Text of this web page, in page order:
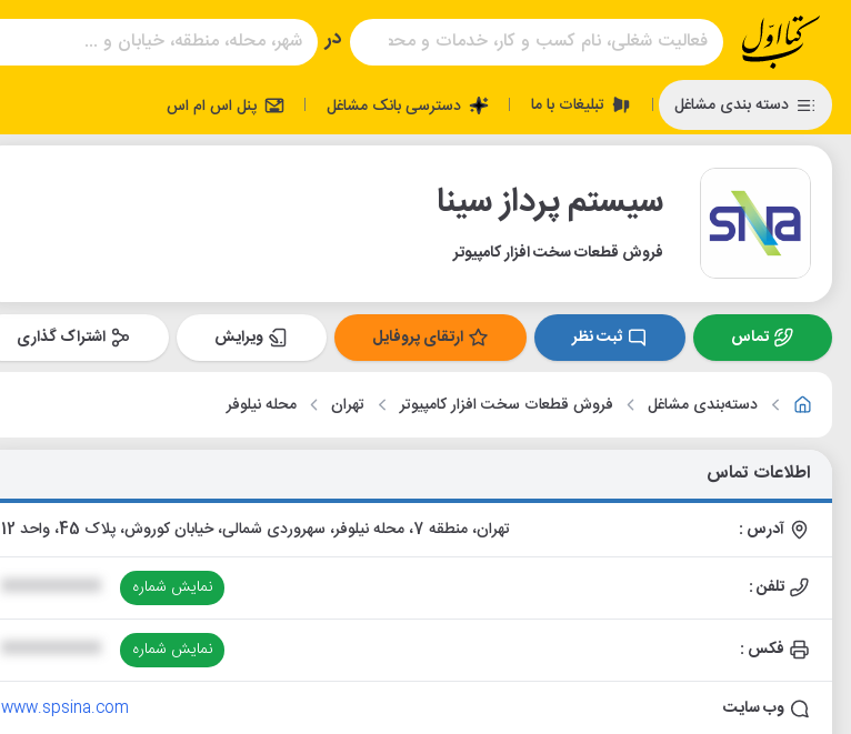
در
دسته بندی مشاغل | تبلیغات با ما | دسترسی بانک مشاغل | پنل اس ام اس
سیستم پرداز سینا
فروش قطعات سخت افزار کامپیوتر
تماس ثبت نظر ارتقای پروفایل ویرایش اشتراک گذاری
دسته‌بندی مشاغل فروش قطعات سخت افزار کامپیوتر تهران محله نیلوفر
اطلاعات تماس
آدرس : تهران، منطقه 7، محله نیلوفر، سهروردی شمالی، خیابان کوروش، پلاک 45، واحد 12
تلفن : نمایش شماره XXXXXXXXXX
فکس : نمایش شماره XXXXXXXXXX
وب سایت www.spsina.com